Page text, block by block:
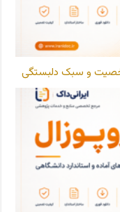
شخصیت و سبک دلبستگی